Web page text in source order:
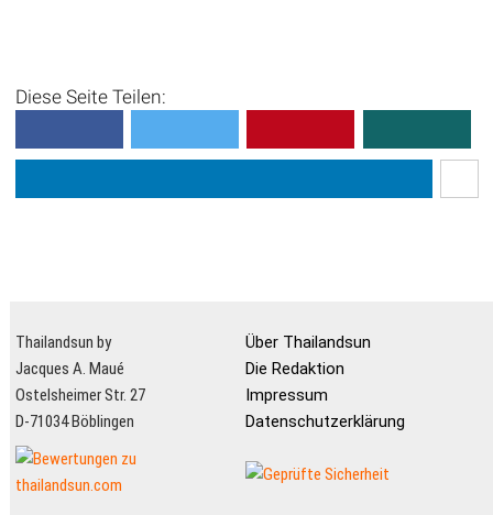
Diese Seite Teilen:
Thailandsun by
Jacques A. Maué
Ostelsheimer Str. 27
D-71034 Böblingen
Über Thailandsun
Die Redaktion
Impressum
Datenschutzerklärung